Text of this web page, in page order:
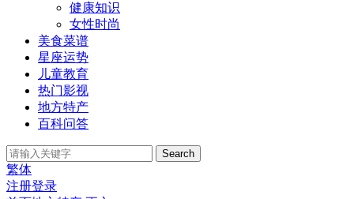
健康知识
女性时尚
美食菜谱
星座运势
儿童教育
热门影视
地方特产
百科问答
Search
繁体
注册登录